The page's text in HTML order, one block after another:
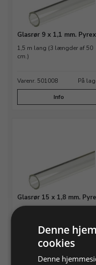
Glasrør 9 x 1,1 mm. Pyrex
1,5 m lang (3 længder af 50
cm.)
Varenr. 501008 På
Info
Glasrør 15 x 1,8 mm.
1,5 m lang (3 længder af 50
Varenr. 501015
Info
Denne
cookies
Denne